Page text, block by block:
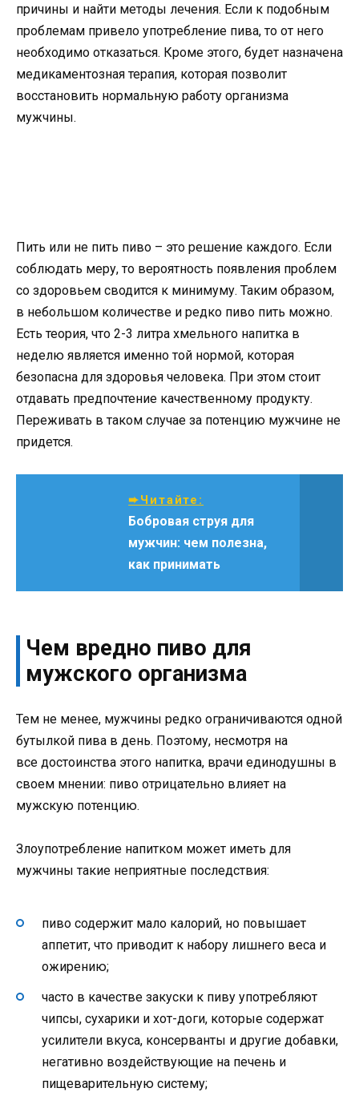
причины и найти методы лечения. Если к подобным
проблемам привело употребление пива, то от него
необходимо отказаться. Кроме этого, будет назначена
медикаментозная терапия, которая позволит
восстановить нормальную работу организма
мужчины.
Пить или не пить пиво – это решение каждого. Если
соблюдать меру, то вероятность появления проблем
со здоровьем сводится к минимуму. Таким образом,
в небольшом количестве и редко пиво пить можно.
Есть теория, что 2-3 литра хмельного напитка в
неделю является именно той нормой, которая
безопасна для здоровья человека. При этом стоит
отдавать предпочтение качественному продукту.
Переживать в таком случае за потенцию мужчине не
придется.
➨Читайте:
Бобровая струя для
мужчин: чем полезна,
как принимать
Чем вредно пиво для
мужского организма
Тем не менее, мужчины редко ограничиваются одной
бутылкой пива в день. Поэтому, несмотря на
все достоинства этого напитка, врачи единодушны в
своем мнении: пиво отрицательно влияет на
мужскую потенцию.
Злоупотребление напитком может иметь для
мужчины такие неприятные последствия:
пиво содержит мало калорий, но повышает
аппетит, что приводит к набору лишнего веса и
ожирению;
часто в качестве закуски к пиву употребляют
чипсы, сухарики и хот-доги, которые содержат
усилители вкуса, консерванты и другие добавки,
негативно воздействующие на печень и
пищеварительную систему;